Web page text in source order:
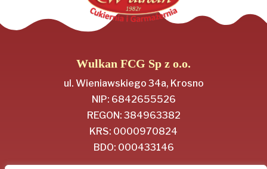
Wulkan FCG Sp z o.o.
ul. Wieniawskiego 34a, Krosno
NIP: 6842655526
REGON: 384963382
KRS: 0000970824
BDO: 000433146